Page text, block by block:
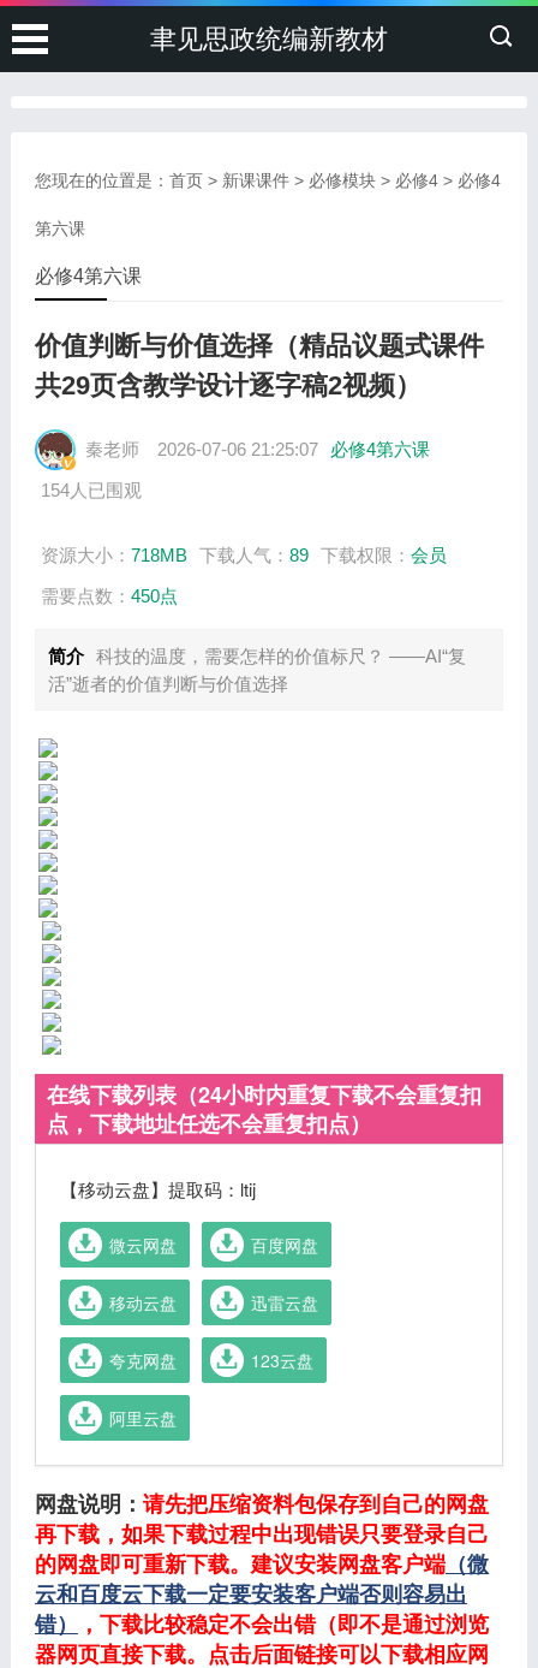
聿见思政统编新教材
您现在的位置是： 首页> 新课课件> 必修模块> 必修4> 必修4
第六课
必修4第六课
价值判断与价值选择（精品议题式课件
共29页含教学设计逐字稿2视频）
秦老师 2026-07-06 21:25:07
必修4第六课
154人已围观
资源大小： 718MB 下载人气： 89 下载权限： 会员
需要点数： 450点
简介 科技的温度，需要怎样的价值标尺？ ——AI“复
活”逝者的价值判断与价值选择
在线下载列表（24小时内重复下载不会重复扣
点，下载地址任选不会重复扣点）
【移动云盘】提取码：ltij
微云网盘 百度网盘
移动云盘 迅雷云盘
夸克网盘 123云盘
阿里云盘
网盘说明： 请先把压缩资料包保存到自己的网盘
再下载，如果下载过程中出现错误只要登录自己
的网盘即可重新下载。建议安装网盘客户端（微
云和百度云下载一定要安装客户端否则容易出
错）
，下载比较稳定不会出错（即不是通过浏览
器网页直接下载。点击后面链接可以下载相应网